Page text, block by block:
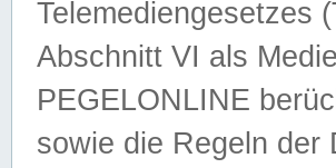
Telemediengesetzes
Abschnitt VI als
PEGELONLINE
sowie die Regeln der